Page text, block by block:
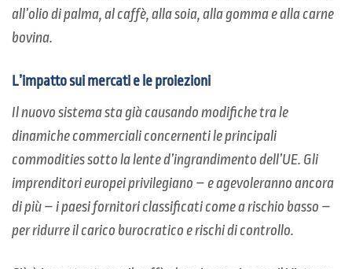
all’olio di palma, al caffè, alla soia, alla gomma e alla carne
bovina.
L’impatto sui mercati e le proiezioni
Il nuovo sistema sta già causando modifiche tra le
dinamiche commerciali concernenti le principali
commodities sotto la lente d’ingrandimento dell’UE. Gli
imprenditori europei privilegiano – e agevoleranno ancora
di più – i paesi fornitori classificati come a rischio basso –
per ridurre il carico burocratico e rischi di controllo.